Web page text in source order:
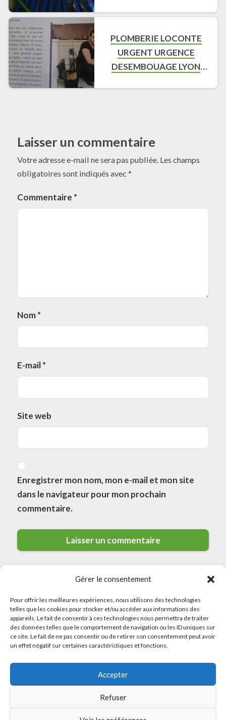
Gérer le consentement
Pour offrir les meilleures expériences, nous utilisons des technologies
telles que les cookies pour stocker et/ou accéder aux informations des
appareils. Le fait de consentir à ces technologies nous permettra de traiter
des données telles que le comportement de navigation ou les ID uniques sur
ce site. Le fait de ne pas consentir ou de retirer son consentement peut avoir
un effet négatif sur certaines caractéristiques et fonctions.
Accepter
Refuser
PLOMBERIE LOCONTE
URGENT URGENCE
DESEMBOUAGE LYON
Laisser un commentaire
Votre adresse e-mail ne sera pas publiée. Les champs
obligatoires sont indiqués avec *
Commentaire *
Nom*
E-mail*
Site web
Enregistrer mon nom, mon e-mail et mon site
dans le navigateur pour mon prochain
commentaire.
© 2026 Meilleurs Plombiers · All rights reserved
Mentions Légales
Politique de Cookies